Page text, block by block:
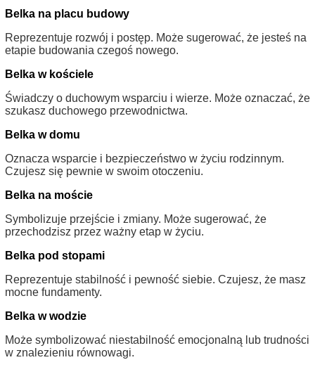
Belka na placu budowy
Reprezentuje rozwój i postęp. Może sugerować, że jesteś na
etapie budowania czegoś nowego.
Belka w kościele
Świadczy o duchowym wsparciu i wierze. Może oznaczać, że
szukasz duchowego przewodnictwa.
Belka w domu
Oznacza wsparcie i bezpieczeństwo w życiu rodzinnym.
Czujesz się pewnie w swoim otoczeniu.
Belka na moście
Symbolizuje przejście i zmiany. Może sugerować, że
przechodzisz przez ważny etap w życiu.
Belka pod stopami
Reprezentuje stabilność i pewność siebie. Czujesz, że masz
mocne fundamenty.
Belka w wodzie
Może symbolizować niestabilność emocjonalną lub trudności
w znalezieniu równowagi.